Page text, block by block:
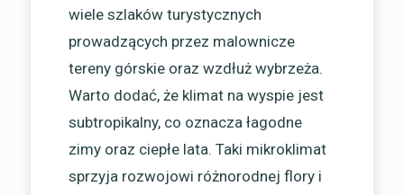
wiele szlaków turystycznych
prowadzących przez malownicze
tereny górskie oraz wzdłuż wybrzeża.
Warto dodać, że klimat na wyspie jest
subtropikalny, co oznacza łagodne
zimy oraz ciepłe lata. Taki mikroklimat
sprzyja rozwojowi różnorodnej flory i